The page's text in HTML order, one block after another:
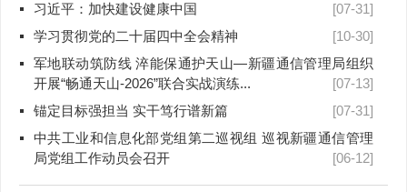
习近平：加快建设健康中国
[07-31]
学习贯彻党的二十届四中全会精神
[10-30]
军地联动筑防线 淬能保通护天山—新疆通信管理局组织
开展“畅通天山-2026”联合实战演练...
[07-13]
锚定目标强担当 实干笃行谱新篇
[07-31]
中共工业和信息化部党组第二巡视组 巡视新疆通信管理
局党组工作动员会召开
[06-12]